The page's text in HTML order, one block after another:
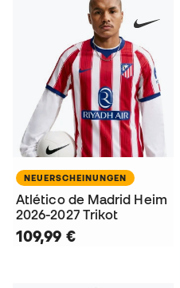
NEUERSCHEINUNGEN
Atlético de Madrid Heim
2026-2027 Trikot
109,99 €